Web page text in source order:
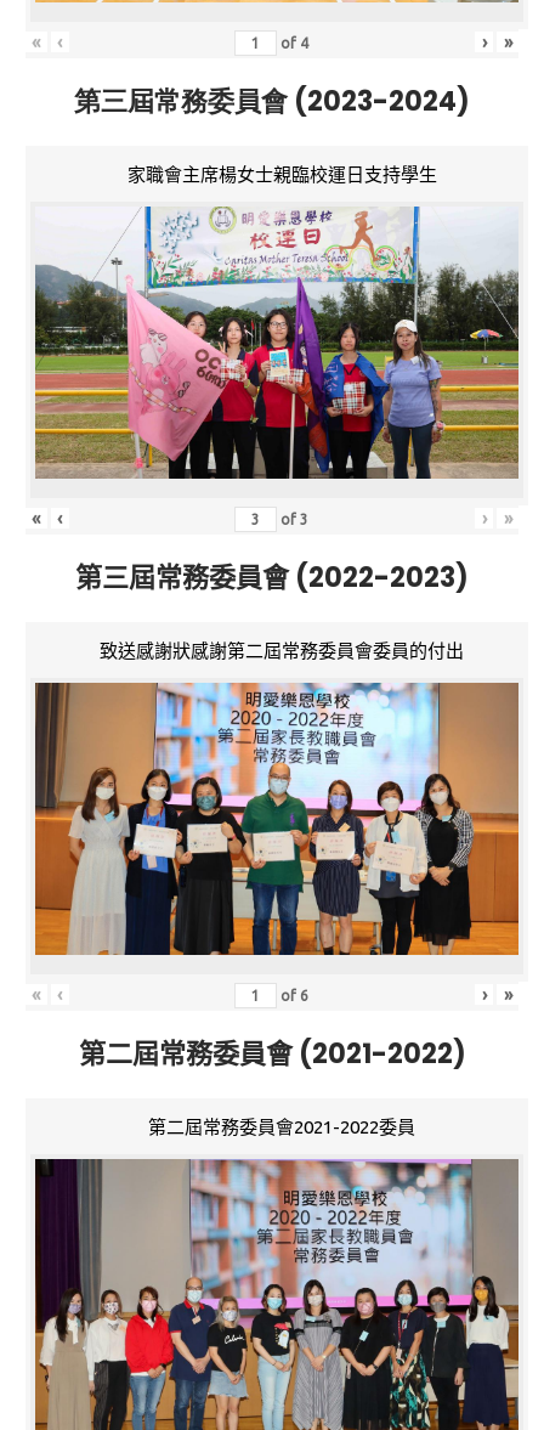
« ‹ of 4 › »
第三屆常務委員會 (2023-2024)
家職會主席楊女士親臨校運日支持學生
« ‹ of3 › »
第三屆常務委員會 (2022-2023)
致送感謝狀感謝第二屆常務委員會委員的付出
« ‹ of 6 › »
第二屆常務委員會 (2021-2022)
第二屆常務委員會2021-2022委員